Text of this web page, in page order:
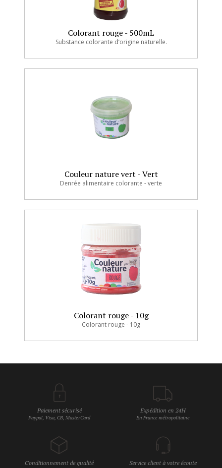
Colorant rouge - 500mL
Substance colorante d’origine naturelle.
Couleur nature vert - Vert
Denrée alimentaire colorante - verte
Colorant rouge - 10g
Colorant rouge - 10g
Paiement sécurisé
Paypal, Visa, CB, MasterCard
Expédition en 24H
En France métropolitaine
Conditionnement de qualité Service client à votre écoute